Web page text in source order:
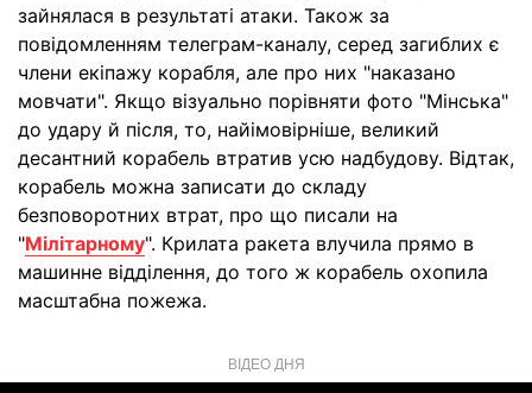
зайнялася в результаті атаки. Також за
повідомленням телеграм-каналу, серед загиблих є
члени екіпажу корабля, але про них "наказано
мовчати". Якщо візуально порівняти фото "Мінська"
до удару й після, то, найімовірніше, великий
десантний корабель втратив усю надбудову. Відтак,
корабель можна записати до складу
безповоротних втрат, про що писали на
"Мілітарному". Крилата ракета влучила прямо в
машинне відділення, до того ж корабель охопила
масштабна пожежа.
ВІДЕО ДНЯ